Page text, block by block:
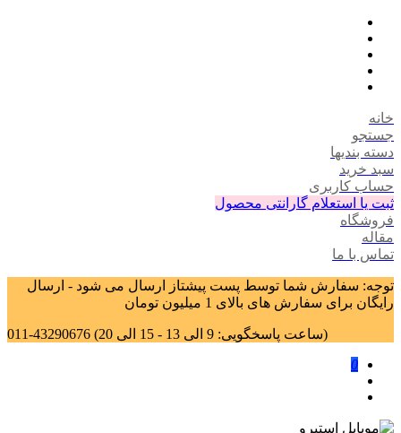
خانه
جستجو
دسته بندیها
سبد خرید
حساب کاربری
ثبت یا استعلام گارانتی محصول
فروشگاه
مقاله
تماس با ما
توجه: سفارش شما توسط پست پیشتاز ارسال می شود - ارسال
رایگان برای سفارش های بالای 1 میلیون تومان
011-43290676 (ساعت پاسخگویی: 9 الی 13 - 15 الی 20)
0